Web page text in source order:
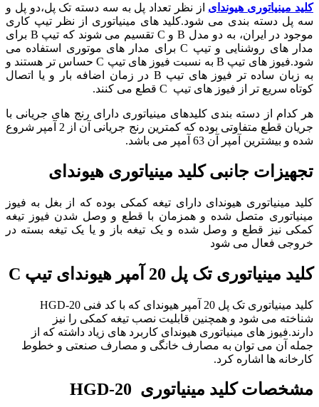
کلید مینیاتوری هیوندای از نظر تعداد پل به سه دسته تک پل،دو پل و
سه پل دسته بندی می شود.کلید های مینیاتوری از نظر تیپ کاری
موجود در ایران، به دو مدل B و C تقسیم می شوند که تیپ B برای
مدار های روشنایی و تیپ C برای مدار های موتوری استفاده می
شود.فیوز های تیپ B به نسبت فیوز های تیپ C حساس تر هستند و
به زبان ساده تر فیوز های تیپ B در زمان اضافه بار و یا اتصال
کوتاه سریع تر از فیوز های تیپ C قطع می کنند.
هر کدام از دسته بندی کلیدهای مینیاتوری دارای رنج های جریانی با
جریان قطع متفاوتی بوده که کمترین رنج جریانی آن از 2 آمپر شروع
شده و بیشترین آمپر آن 63 آمپر می باشد.
تجهیزات جانبی کلید مینیاتوری هیوندای
کلید مینیاتوری هیوندای دارای تیغه کمکی بوده که از بغل به فیوز
مینیاتوری متصل شده و همزمان با قطع و وصل شدن فیوز تیغه
کمکی نیز قطع و وصل شده و یک تیغه باز و یا یک تیغه بسته در
خروجی فعال می شود
کلید مینیاتوری تک پل 20 آمپر هیوندای تیپ C
شناخته می شود و همچنین قابلیت نصب تیغه کمکی را نیز
دارند.فیوز های مینیاتوری هیوندای کاربرد های زیاد داشته که از
جمله آن می توان به مصارف خانگی و مصارف صنعتی و خطوط
کارخانه ها اشاره کرد.
مشخصاتکلید مینیاتوری